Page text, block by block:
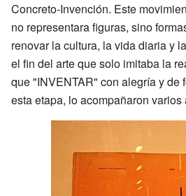
Concreto-Invención. Este
no representara figuras, sino
renovar la cultura, la vida diaria y
el fin del arte que solo imitaba la
que "INVENTAR" con alegría y de
esta etapa, lo acompañaron varios